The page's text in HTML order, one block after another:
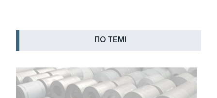
ПО ТЕМІ